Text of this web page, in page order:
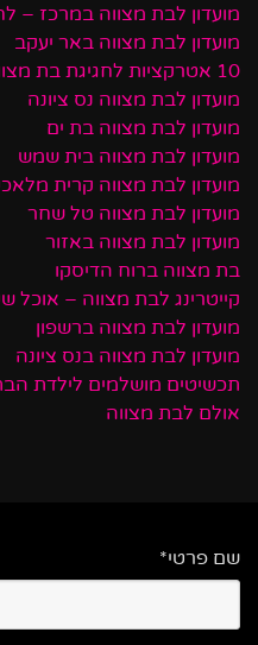
מועדון לבת מצווה במרכז –
מועדון לבת מצווה באר יעקב
10 אטרקציות לחגיגת בת מצווה
מועדון לבת מצווה נס ציונה
מועדון לבת מצווה בת ים
מועדון לבת מצווה בית שמש
מועדון לבת מצווה קרית
מועדון לבת מצווה טל שחר
מועדון לבת מצווה באזור
בת מצווה ברוח הדיסקו
קייטרינג לבת מצווה –
מועדון לבת מצווה ברשפון
מועדון לבת מצווה בנס ציונה
תכשיטים מושלמים לילדת
אולם לבת מצווה
שם פרטי*